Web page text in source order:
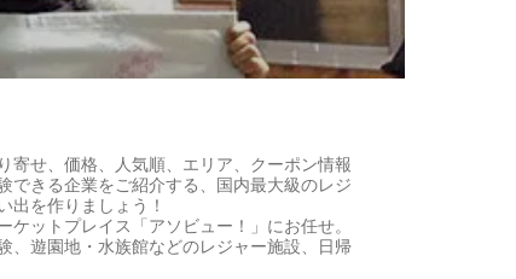
寄せ、価格、人気順、エリア、クーポン情報
できる企業をご紹介する、国内最大級のレジ
出を作りましょう！
ットプレイス「アソビュー！」にお任せ。
、遊園地・水族館などのレジャー施設、日帰